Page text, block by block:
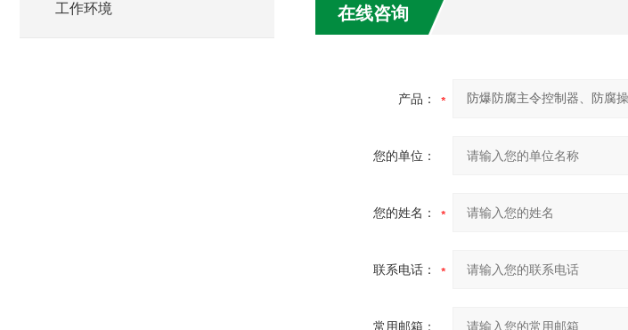
工作环境
在线咨询
产品：
您的单位：
您的姓名：
联系电话：
常用邮箱：